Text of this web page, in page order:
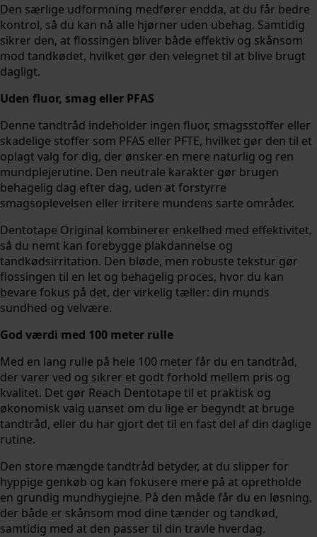
Den særlige udformning medfører endda, at du får bedre
kontrol, så du kan nå alle hjørner uden ubehag. Samtidig
sikrer den, at flossingen bliver både effektiv og skånsom
mod tandkødet, hvilket gør den velegnet til at blive brugt
dagligt.
Uden fluor, smag eller PFAS
Denne tandtråd indeholder ingen fluor, smagsstoffer eller
skadelige stoffer som PFAS eller PFTE, hvilket gør den til et
oplagt valg for dig, der ønsker en mere naturlig og ren
mundplejerutine. Den neutrale karakter gør brugen
behagelig dag efter dag, uden at forstyrre
smagsoplevelsen eller irritere mundens sarte områder.
Dentotape Original kombinerer enkelhed med effektivitet,
så du nemt kan forebygge plakdannelse og
tandkødsirritation. Den bløde, men robuste tekstur gør
flossingen til en let og behagelig proces, hvor du kan
bevare fokus på det, der virkelig tæller: din munds
sundhed og velvære.
God værdi med 100 meter rulle
Med en lang rulle på hele 100 meter får du en tandtråd,
der varer ved og sikrer et godt forhold mellem pris og
kvalitet. Det gør Reach Dentotape til et praktisk og
økonomisk valg uanset om du lige er begyndt at bruge
tandtråd, eller du har gjort det til en fast del af din daglige
rutine.
Den store mængde tandtråd betyder, at du slipper for
hyppige genkøb og kan fokusere mere på at opretholde
en grundig mundhygiejne. På den måde får du en løsning,
der både er skånsom mod dine tænder og tandkød,
samtidig med at den passer til din travle hverdag.